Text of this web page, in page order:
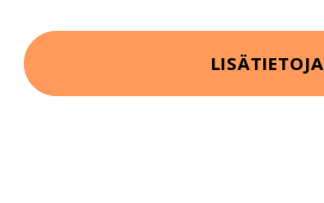
LISÄTIETOJA